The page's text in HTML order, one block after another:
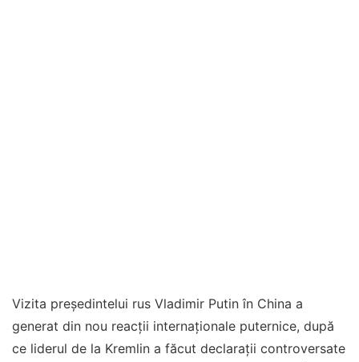
Vizita președintelui rus Vladimir Putin în China a
generat din nou reacții internaționale puternice, după
ce liderul de la Kremlin a făcut declarații controversate